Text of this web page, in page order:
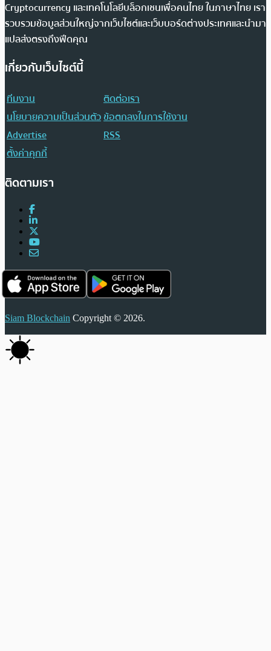
Cryptocurrency และเทคโนโลยีบล็อกเชนเพื่อคนไทย ในภาษาไทย เรา
รวบรวมข้อมูลส่วนใหญ่จากเว็บไซต์และเว็บบอร์ดต่างประเทศและนำมา
แปลส่งตรงถึงฟีดคุณ
เกี่ยวกับเว็บไซต์นี้
ทีมงาน
ติดต่อเรา
นโยบายความเป็นส่วนตัวข้อตกลงในการใช้งาน
Advertise
RSS
ตั้งค่าคุกกี้
ติดตามเรา
Siam Blockchain Copyright © 2026.